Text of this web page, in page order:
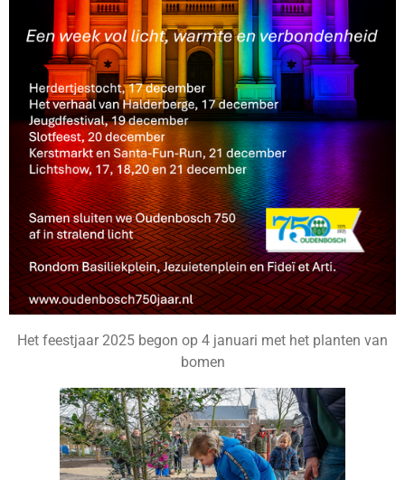
Het feestjaar 2025 begon op 4 januari met het planten van
bomen